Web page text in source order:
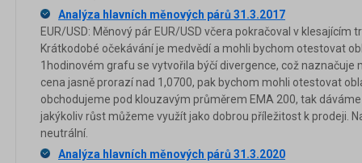
Analýza hlavních měnových párů 31.3.2017
EUR/USD: Měnový pár EUR/USD včera pokračoval v klesajícím
Krátkodobé očekávání je medvědí a mohli bychom otestovat
1hodinovém grafu se vytvořila býčí divergence, což naznačuje
cena jasně prorazí nad 1,0700, pak bychom mohli otestovat
obchodujeme pod klouzavým průměrem EMA 200, tak
jakýkoliv růst můžeme využít jako dobrou příležitost k prodeji.
neutrální.
Analýza hlavních měnových párů 31.3.2020